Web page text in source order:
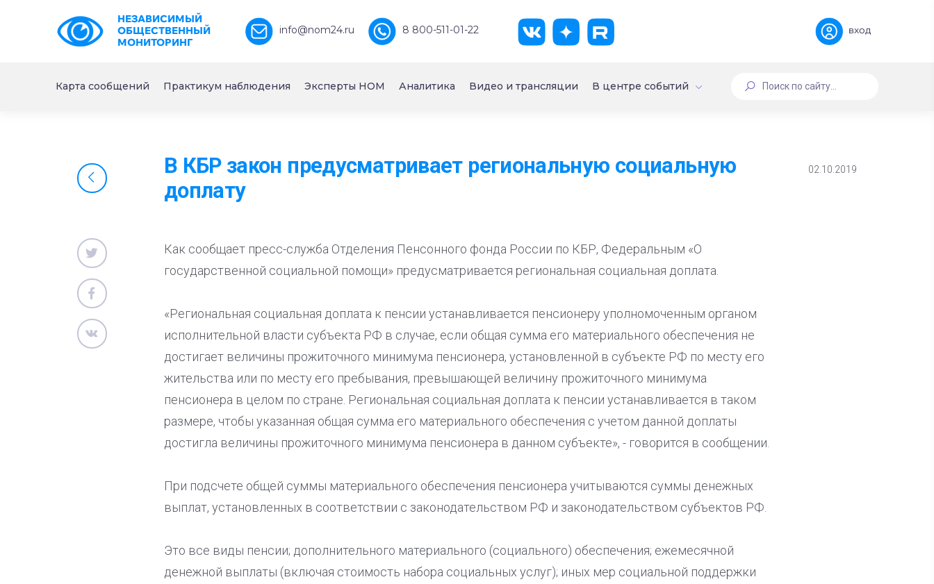
НЕЗАВИСИМЫЙ
ОБЩЕСТВЕННЫЙ
МОНИТОРИНГ
info@nom24.ru 8 800-511-01-22 вход
Карта сообщений Практикум наблюдения Эксперты НОМ Аналитика Видео и трансляции В центре событий
В КБР закон предусматривает региональную социальную
доплату
02.10.2019
Как сообщает пресс-служба Отделения Пенсонного фонда России по КБР, Федеральным «О
государственной социальной помощи» предусматривается региональная социальная доплата.
«Региональная социальная доплата к пенсии устанавливается пенсионеру уполномоченным органом
исполнительной власти субъекта РФ в случае, если общая сумма его материального обеспечения не
достигает величины прожиточного минимума пенсионера, установленной в субъекте РФ по месту его
жительства или по месту его пребывания, превышающей величину прожиточного минимума
пенсионера в целом по стране. Региональная социальная доплата к пенсии устанавливается в таком
размере, чтобы указанная общая сумма его материального обеспечения с учетом данной доплаты
достигла величины прожиточного минимума пенсионера в данном субъекте», - говорится в сообщении.
При подсчете общей суммы материального обеспечения пенсионера учитываются суммы денежных
выплат, установленных в соответствии с законодательством РФ и законодательством субъектов РФ.
Это все виды пенсии; дополнительного материального (социального) обеспечения; ежемесячной
денежной выплаты (включая стоимость набора социальных услуг); иных мер социальной поддержки